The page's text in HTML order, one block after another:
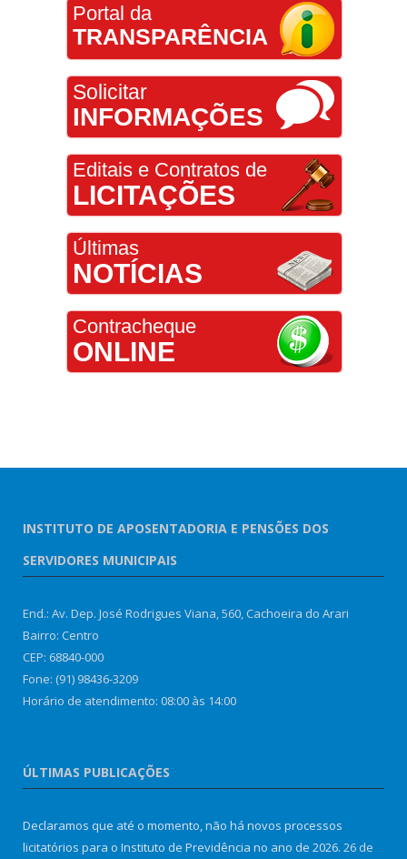
Portal da
TRANSPARÊNCIA
Solicitar
INFORMAÇÕES
Editais e Contratos de
LICITAÇÕES
Últimas
NOTÍCIAS
Contracheque
ONLINE
INSTITUTO DE APOSENTADORIA E PENSÕES DOS
SERVIDORES MUNICIPAIS
End.: Av. Dep. José Rodrigues Viana, 560, Cachoeira do Arari
Bairro: Centro
CEP: 68840-000
Fone: (91) 98436-3209
Horário de atendimento: 08:00 às 14:00
ÚLTIMAS PUBLICAÇÕES
Declaramos que até o momento, não há novos processos
licitatórios para o Instituto de Previdência no ano de 2026. 26 de